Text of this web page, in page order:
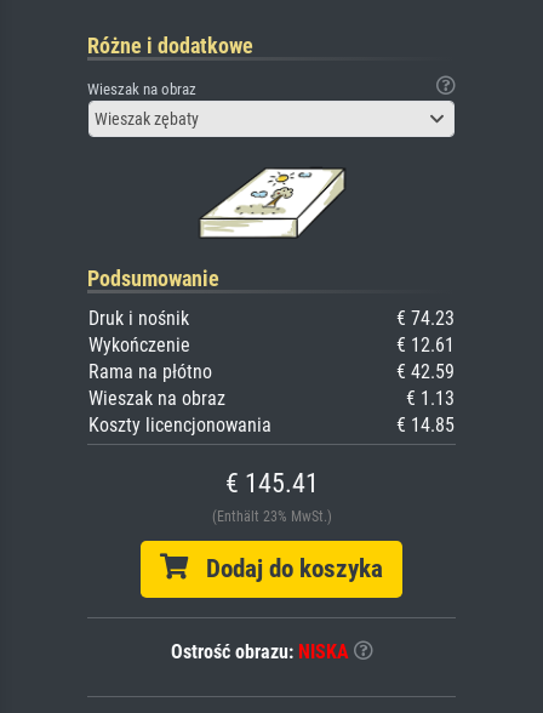
Różne i dodatkowe
Wieszak na obraz
Wieszak zębaty
Podsumowanie
Druk i nośnik
€ 74.23
Wykończenie
€ 12.61
Rama na płótno
€ 42.59
Wieszak na obraz
€ 1.13
Koszty licencjonowania
€ 14.85
€ 145.41
(Enthält 23% MwSt.)
Dodaj do koszyka
Ostrość obrazu: NISKA